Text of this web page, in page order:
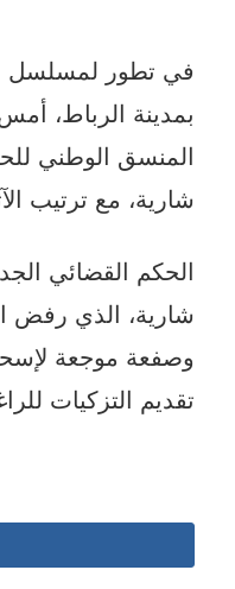
في تطور لمسلسل
المنسق الوطني
شارية، مع ترتيب
الحكم القضائي
شارية، الذي رفض
وصفعة موجعة
تقديم التزكيات